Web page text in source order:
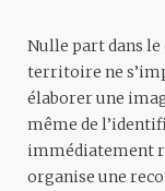
Nulle part dans le
territoire ne
élaborer une
même de
immédiatement
organise une